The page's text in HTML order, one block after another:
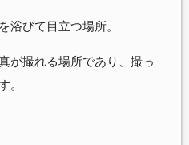
浴びて目立つ場所。
が撮れる場所であり、撮っ
。